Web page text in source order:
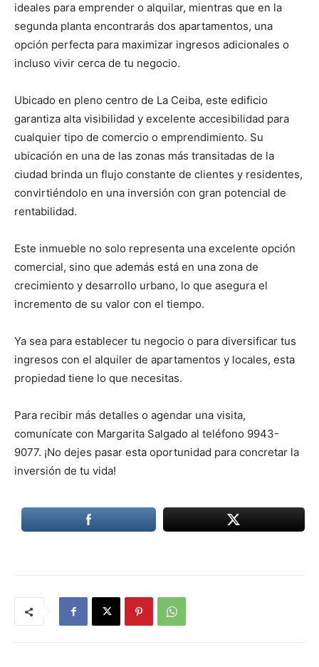
ideales para emprender o alquilar, mientras que en la
segunda planta encontrarás dos apartamentos, una
opción perfecta para maximizar ingresos adicionales o
incluso vivir cerca de tu negocio.
Ubicado en pleno centro de La Ceiba, este edificio
garantiza alta visibilidad y excelente accesibilidad para
cualquier tipo de comercio o emprendimiento. Su
ubicación en una de las zonas más transitadas de la
ciudad brinda un flujo constante de clientes y residentes,
convirtiéndolo en una inversión con gran potencial de
rentabilidad.
Este inmueble no solo representa una excelente opción
comercial, sino que además está en una zona de
crecimiento y desarrollo urbano, lo que asegura el
incremento de su valor con el tiempo.
Ya sea para establecer tu negocio o para diversificar tus
ingresos con el alquiler de apartamentos y locales, esta
propiedad tiene lo que necesitas.
Para recibir más detalles o agendar una visita,
comunícate con Margarita Salgado al teléfono 9943-
9077. ¡No dejes pasar esta oportunidad para concretar la
inversión de tu vida!